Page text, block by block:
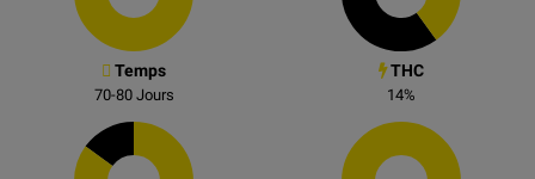
Temps
70-80Jours
THC
14%